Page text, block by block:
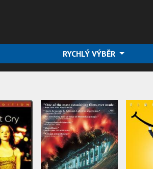
RYCHLÝ VÝBĚR